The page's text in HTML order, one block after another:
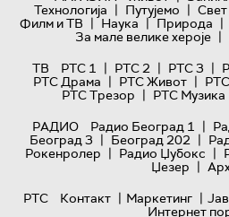
Технологијa | Путујемо | Свет
Филм и ТВ | Наука | Природа |
За мале велике хероје |
ТВ
РТС 1 | РТС 2 | РТС 3 |
РТС Драма | РТС Живот |
РТС Трезор | РТС Музика
РАДИО
Радио Београд 1 |
Београд 3 | Београд 202 |
Рокенролер | Радио Џубокс |
Џезер |
РТС
Контакт | Маркетинг |
Интернет